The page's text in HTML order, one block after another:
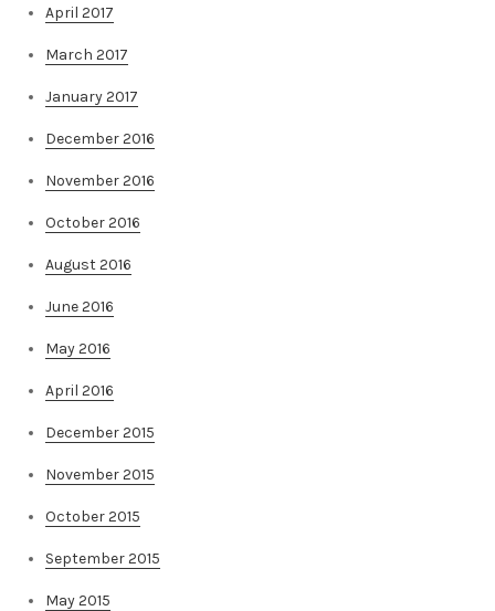
April 2017
March 2017
January 2017
December 2016
November 2016
October 2016
August 2016
June 2016
May 2016
April 2016
December 2015
November 2015
October 2015
September 2015
May 2015